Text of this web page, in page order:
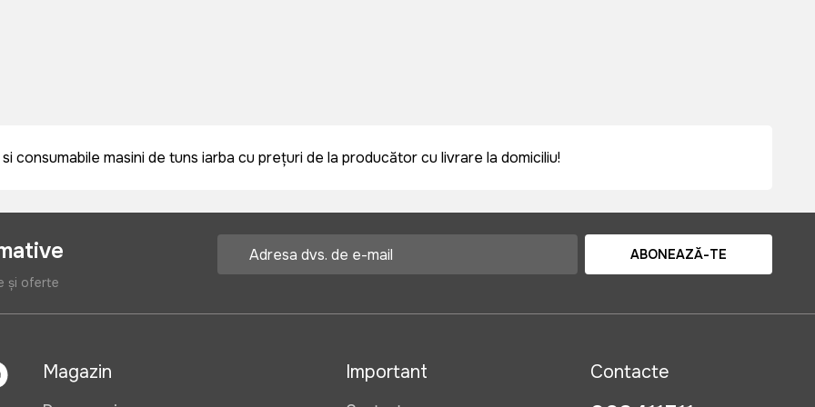
consumabile masini de tuns iarba cu prețuri de la producător cu livrare la domiciliu!
și oferte
ABONEAZĂ-TE
Magazin Important Contacte